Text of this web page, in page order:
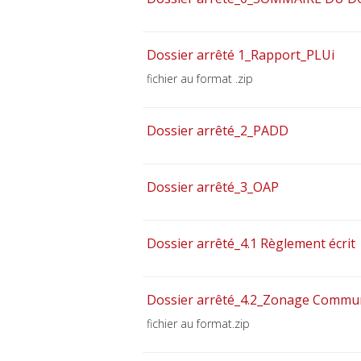
Dossier arrêté 1_Rapport_PLUi
fichier au format .zip
Dossier arrêté_2_PADD
Dossier arrêté_3_OAP
Dossier arrêté_4.1 Règlement écrit
Dossier arrêté_4.2_Zonage
fichier au format.zip